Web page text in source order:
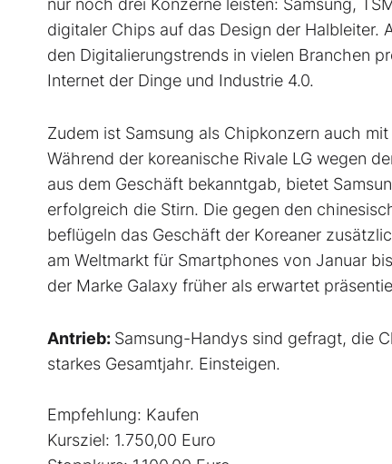
nur noch drei Konzerne leisten: Samsung,
digitaler Chips auf das Design der Halbleiter.
den Digitalierungstrends in vielen Branchen
Internet der Dinge und Industrie 4.0.
Zudem ist Samsung als Chipkonzern auch
Während der koreanische Rivale LG wegen
aus dem Geschäft bekanntgab, bietet
erfolgreich die Stirn. Die gegen den
beflügeln das Geschäft der Koreaner
am Weltmarkt für Smartphones von Januar
der Marke Galaxy früher als erwartet
Antrieb: Samsung-Handys sind gefragt, die
starkes Gesamtjahr. Einsteigen.
Empfehlung: Kaufen
Kursziel: 1.750,00 Euro